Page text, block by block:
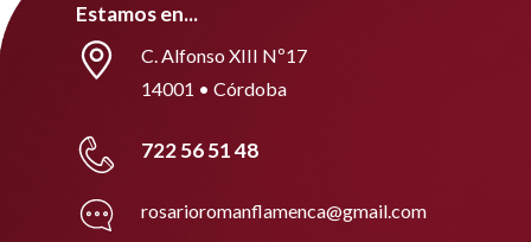
Estamos en...
C. Alfonso XIII Nº17
14001 • Córdoba
722 56 51 48
rosarioromanflamenca@gmail.com